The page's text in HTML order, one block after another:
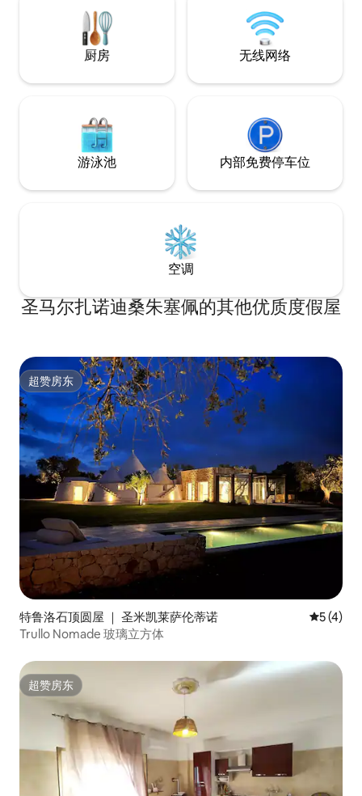
池、按摩浴缸、土耳其浴室，可睡8人，全
景位置，距离奥斯图尼（ Ostuni ） 2公
里，距离海边10公里。 注意：房费不包含
电费、燃气费和占用税费，必须在退房时
Apulia是一座独家建筑，拥有私人泳池，
美丽的阿普利亚海滩仅10公里。 设有2/3间
双人卧室、4间浴室（ 1间配有蒸汽房、热
水浴缸和情感淋浴间）、2个起居区（配备
2张双人沙发床）、2个厨房、2个壁炉，最
可挑剔的地中海风格与最现代的舒适性融
来独特和原创的住宿体验。 该结构由2个单
元（ Saracen trullo ， 3个锥体+拉米亚）
完全独立，但彼此沟通，由可上锁的门隔
开。 每个单元包括一间配备壁炉的餐厅、
器（冰箱、冰箱、电烤箱、电烤箱、洗碗
机、洗碗机、洗碗机、洗碗机、洗衣机、
适合2个朋友的家庭，他们可以享受常见的
放松和乐趣时刻，也可用作唯一的起居单
元，使用两个起居区中的一个作为第三间
双人卧室。 房源内的所有房间均配备空调
和无线网络。 房客可以私人停车。 整个结
构最多可容纳8张床，为房客提供4间浴
室，其中2间全功能卫生间、1个带蒸汽
房、芳香疗法、大型热水浴缸（可俯瞰暗
示性岩石墙）、带色光疗的情感淋浴间和1
个带淋浴的室外卫生间（马桶+水槽）。
带热水浴缸的独家海水无边泳池坐落在地
中海绿化区。 这片隐私和放松的绿洲拥有
您需要的一切设施，包括日光浴室区、户
外淋浴间和卫生间。 泳池水的深度符合法
律要求，以确保即使是小孩也能获得最大
的安全。 这里有许多家具齐全的户外空间
和简约时尚的环境，让房客可以在稻草凉
亭遮蔽的大型全景露台上享用午餐或晚
餐，也可以在卧室的法式大门前的设备齐
的光线中呼吸田野的气味，在清晨的光线
充足。 日落时分，特鲁洛石顶圆屋和周围
花园的独特之处在于夜间照明，将为您带
来全新的情感和难忘的魅力，在烧烤架上
享受无与伦比的烧烤食物。 住宅区是最近
对具有历史价值的建筑进行的翻修（特鲁
洛萨拉塞诺特拉塞诺（特拉塞诺特拉塞诺
特拉塞诺（特拉塞诺特拉塞诺特拉塞诺）
比锥形圆顶圆顶圆顶圆顶圆顶圆屋更古
厨房 无线网络
游泳池 内部免费停车位
空调
圣马尔扎诺迪桑朱塞佩的其他优质度假屋
超赞房东
超赞房东
特鲁洛石顶圆屋 ｜ 圣米凯莱萨伦蒂诺 平均评分
5 (4)
Trullo Nomade 玻璃立方体
超赞房东
超赞房东